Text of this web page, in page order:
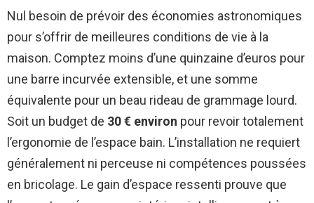
Nul besoin de prévoir des économies astronomiques
pour s’offrir de meilleures conditions de vie à la
maison. Comptez moins d’une quinzaine d’euros pour
une barre incurvée extensible, et une somme
équivalente pour un beau rideau de grammage lourd.
Soit un budget de 30 € environ pour revoir totalement
l’ergonomie de l’espace bain. L’installation ne requiert
généralement ni perceuse ni compétences poussées
en bricolage. Le gain d’espace ressenti prouve que